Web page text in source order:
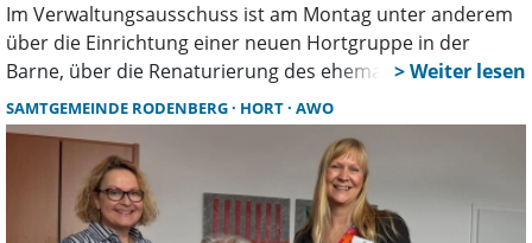
Im Verwaltungsausschuss ist am Montag unter anderem
über die Einrichtung einer neuen Hortgruppe in der
Barne, über die Renaturierung des ehemaligen
Freibadgeländes, aufheizte Schulräume und die
Zurückweisung von Widersprüchen gegen
Grundsteuerbescheide diskutiert worden.
SAMTGEMEINDE RODENBERG HORT AWO